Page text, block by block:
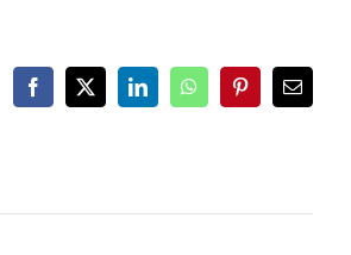
Facebook
X LinkedInWhatsAppPinterestEmail